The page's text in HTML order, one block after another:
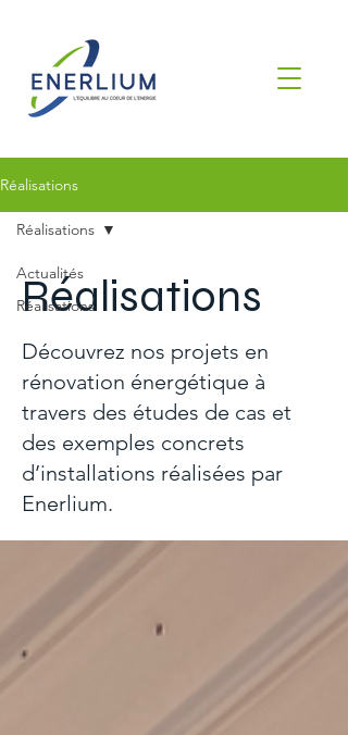
Réalisations
Actualités
Réalisations
Réalisations
Réalisations
Découvrez nos projets en
rénovation énergétique à
travers des études de cas et
des exemples concrets
d’installations réalisées par
Enerlium.